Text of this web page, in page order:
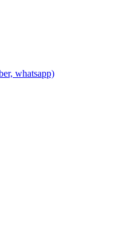
whatsapp)